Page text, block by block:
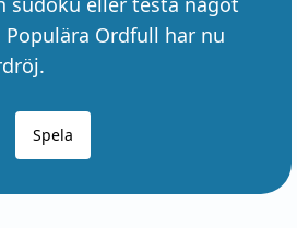
Populära Ordfull har nu
Spela